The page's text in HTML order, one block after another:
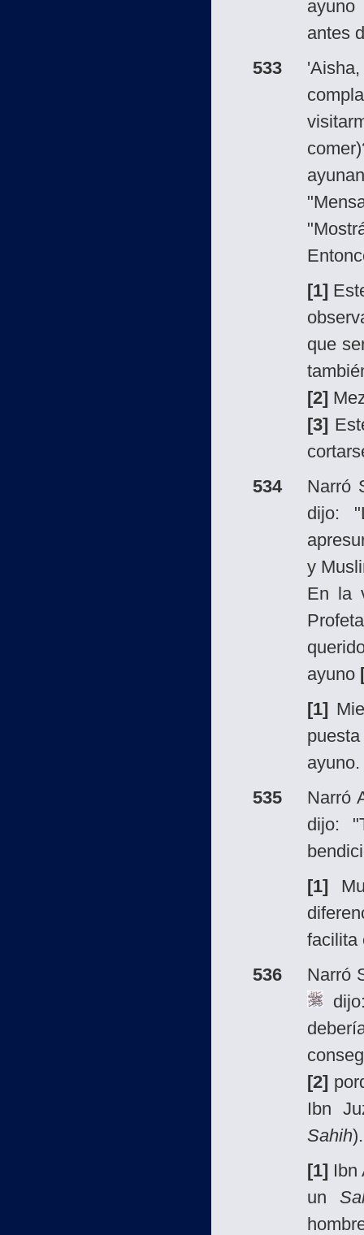
ayuno
antes
533
[1]
que
[2]
[3]
534
Narró
dijo:
y
En la
ayuno
[1]
ayuno.
535
Narró
dijo:
[1]
facilita
536
Narró
[2]
Ibn
Sahih).
[1] Ibn
un